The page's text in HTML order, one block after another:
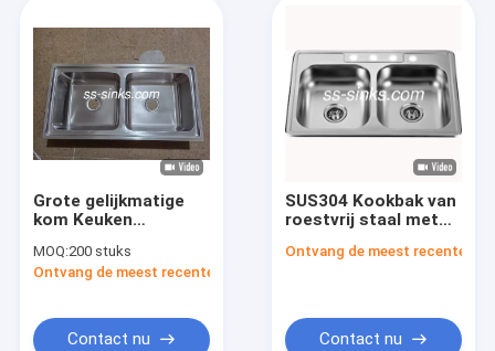
Grote gelijkmatige
kom Keuken
Dubbele kom
gootsteen
MOQ:200 stuks
Ontvang de meest recente Prijs
Contact nu
SUS304 Kookbak van
roestvrij staal met
afvoerplaats Drainer
Ontvang de meest recente
Contact nu